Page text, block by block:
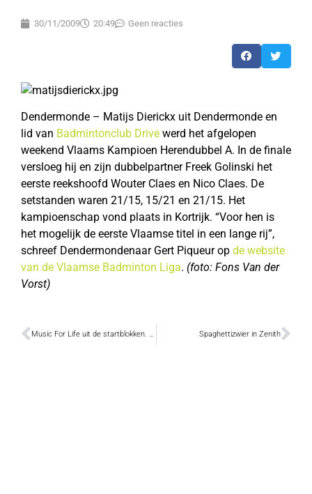
30/11/2009 20:49 Geen reacties
Dendermonde – Matijs Dierickx uit Dendermonde en
lid van Badmintonclub Drive werd het afgelopen
weekend Vlaams Kampioen Herendubbel A. In de finale
versloeg hij en zijn dubbelpartner Freek Golinski het
eerste reekshoofd Wouter Claes en Nico Claes. De
setstanden waren 21/15, 15/21 en 21/15. Het
kampioenschap vond plaats in Kortrijk. “Voor hen is
het mogelijk de eerste Vlaamse titel in een lange rij”,
schreef Dendermondenaar Gert Piqueur op de website
van de Vlaamse Badminton Liga. (foto: Fons Van der
Vorst)
Music For Life uit de startblokken. Wat doet Dendermonde dit jaar? Spaghettizwier in Zenith